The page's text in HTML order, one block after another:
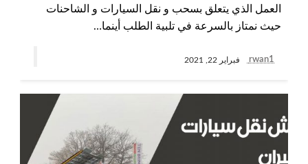
العمل الذي يتعلق بسحب و نقل السيارات و الشاحنات
حيث نمتاز بالسرعة في تلبية الطلب أينما…
rwan1 فبراير 22, 2021